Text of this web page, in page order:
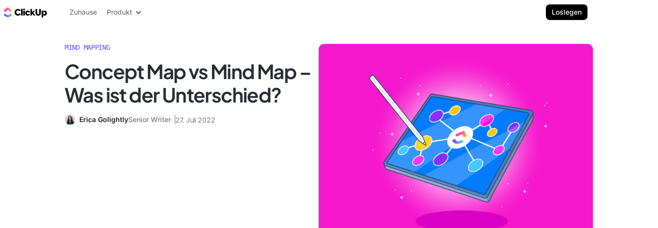
ClickUp Blog
Zuhause Produkt Loslegen
MIND MAPPING
Concept Map vs Mind Map –
Was ist der Unterschied?
Erica GolightlySenior Writer 27. Juli 2022